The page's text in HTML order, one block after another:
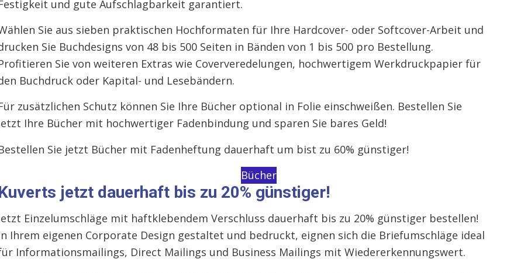
und gute Aufschlagbarkeit garantiert.
Sie aus sieben praktischen Hochformaten für Ihre Hardcover- oder Softcover-Arbeit und
Sie Buchdesigns von 48 bis 500 Seiten in Bänden von 1 bis 500 pro Bestellung.
Sie von weiteren Extras wie Coververedelungen, hochwertigem Werkdruckpapier für
Buchdruck oder Kapital- und Lesebändern.
zusätzlichen Schutz können Sie Ihre Bücher optional in Folie einschweißen. Bestellen Sie
Ihre Bücher mit hochwertiger Fadenbindung und sparen Sie bares Geld!
Sie jetzt Bücher mit Fadenheftung dauerhaft um bist zu 60% günstiger!
Bücher
jetzt dauerhaft bis zu 20% günstiger!
Einzelumschläge mit haftklebendem Verschluss dauerhaft bis zu 20% günstiger bestellen!
Ihrem eigenen Corporate Design gestaltet und bedruckt, eignen sich die Briefumschläge ideal
Informationsmailings, Direct Mailings und Business Mailings mit Wiedererkennungswert.